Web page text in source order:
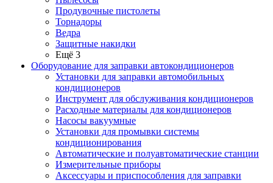
Продувочные пистолеты
Торнадоры
Ведра
Защитные накидки
Ещё 3
Оборудование для заправки автокондиционеров
Установки для заправки автомобильных
кондиционеров
Инструмент для обслуживания кондиционеров
Расходные материалы для кондиционеров
Насосы вакуумные
Установки для промывки системы
кондиционирования
Автоматические и полуавтоматические станции
Измерительные приборы
Аксессуары и приспособления для заправки